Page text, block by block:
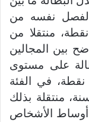
نفسه من
السنة الحالية 2023 قفز إلى 0,8 نقطة، منتقلا من
واضح بين المجالين
على مستوى
أعمار العاطلين ارتفاعا حادا بلغ 1,9 نقطة، في الفئة
أعمارهم ما بين 15 و24 سنة، منتقلة بذلك
وفي أوساط الأشخاص